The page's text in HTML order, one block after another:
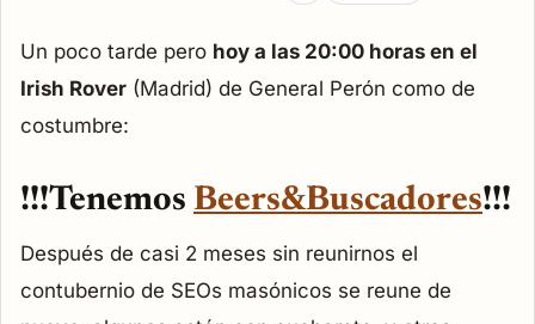
Un poco tarde pero hoy a las 20:00 horas en el
Irish Rover (Madrid) de General Perón como de
costumbre:
!!!Tenemos Beers&Buscadores!!!
Después de casi 2 meses sin reunirnos el
contubernio de SEOs masónicos se reune de